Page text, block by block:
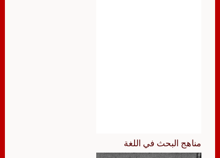
مناهج البحث في اللغة